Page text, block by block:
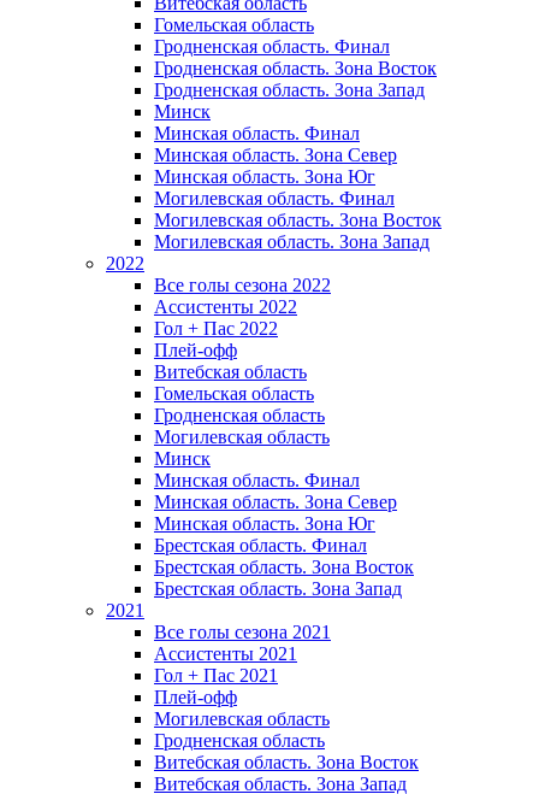
Гомельская область
Гродненская область. Финал
Гродненская область. Зона Восток
Гродненская область. Зона Запад
Минск
Минская область. Финал
Минская область. Зона Север
Минская область. Зона Юг
Могилевская область. Финал
Могилевская область. Зона Восток
Могилевская область. Зона Запад
2022
Все голы сезона 2022
Ассистенты 2022
Гол + Пас 2022
Плей-офф
Витебская область
Гомельская область
Гродненская область
Могилевская область
Минск
Mинская область. Финал
Минская область. Зона Север
Минская область. Зона Юг
Брестская область. Финал
Брестская область. Зона Восток
Брестская область. Зона Запад
2021
Все голы сезона 2021
Ассистенты 2021
Гол + Пас 2021
Плей-офф
Могилевская область
Гродненская область
Витебская область. Зона Восток
Витебская область. Зона Запад